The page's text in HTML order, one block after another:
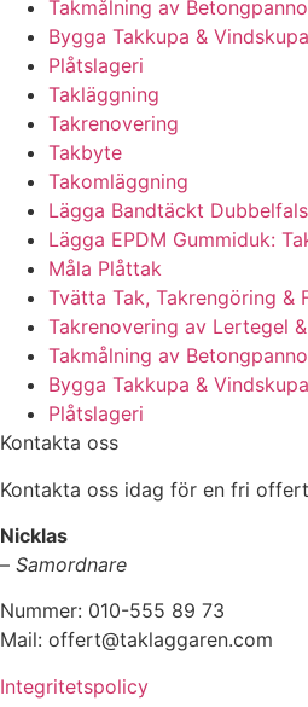
Takmålning av
Bygga Takkupa & Vindskupa
Plåtslageri
Takläggning
Takrenovering
Takbyte
Takomläggning
Lägga Bandtäckt
Lägga EPDM Gummiduk:
Måla Plåttak
Tvätta Tak, Takrengöring &
Takrenovering av Lertegel
Takmålning av
Bygga Takkupa & Vindskupa
Plåtslageri
Kontakta oss
Kontakta oss idag för en fri
Nicklas
– Samordnare
Nummer: 010-555 89 73
Mail: offert@taklaggaren.com
Integritetspolicy